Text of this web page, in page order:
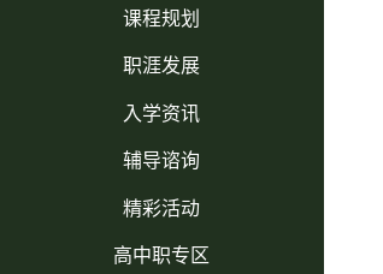
课程规划
职涯发展
入学资讯
辅导谘询
精彩活动
高中职专区